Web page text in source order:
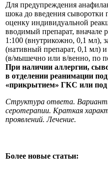
Для предупреждения
шока до введения сыворотки
оценку индивидуальной
вводимый препарат, вначале
1:100 (внутрикожно, 0,1 мл),
(нативный препарат, 0,1 мл) и
(в/мышечно или в/венно, по
При наличии аллергии,
в отделении реанимации под
«прикрытием» ГКС или под
Структура ответа.
серотерапии. Краткая
проявлений. Лечение.
Более новые статьи: